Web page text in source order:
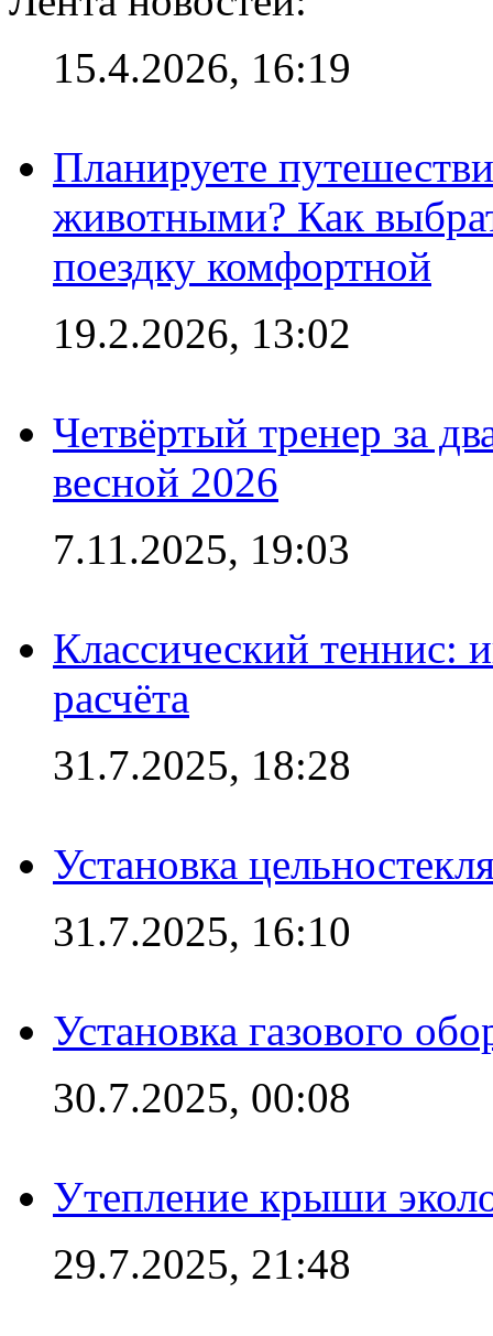
15.4.2026, 16:19
Планируете
животными? Как
поездку комфортной
19.2.2026, 13:02
Четвёртый тренер за
весной 2026
7.11.2025, 19:03
Классический теннис:
расчёта
31.7.2025, 18:28
Установка
31.7.2025, 16:10
Установка газового
30.7.2025, 00:08
Утепление крыши
29.7.2025, 21:48